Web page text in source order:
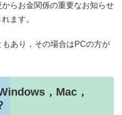
らお金関係の重要なお知らせ
ます。
あり，その場合はPCの方が
，Mac，